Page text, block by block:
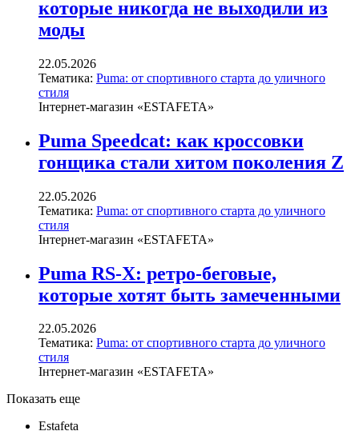
которые никогда не выходили из
моды
22.05.2026
Тематика: Puma: от спортивного старта до уличного
стиля
Інтернет-магазин «ESTAFETA»
Puma Speedcat: как кроссовки
гонщика стали хитом поколения Z
22.05.2026
Тематика: Puma: от спортивного старта до уличного
стиля
Інтернет-магазин «ESTAFETA»
Puma RS-X: ретро-беговые,
которые хотят быть замеченными
22.05.2026
Тематика: Puma: от спортивного старта до уличного
стиля
Інтернет-магазин «ESTAFETA»
Показать еще
Estafeta